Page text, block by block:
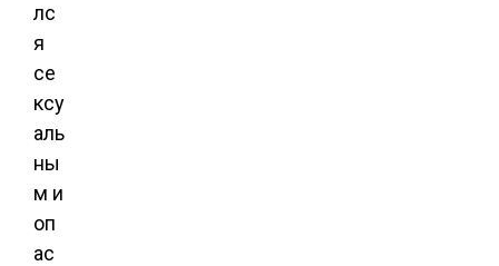
лс
я
се
ксу
аль
ны
м и
оп
ас